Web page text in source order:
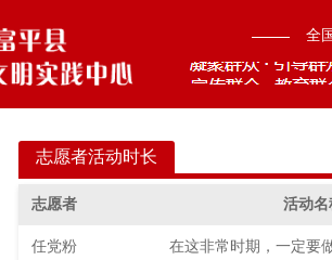
全
志愿者活动时长
志愿者 活动名
任党粉 在这非常时期，一定要